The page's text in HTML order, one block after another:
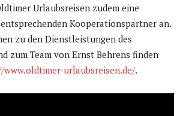
Urlaubsreisen zudem eine
Kooperationspartner an.
zu den Dienstleistungen des
zum Team von Ernst Behrens finden
urlaubsreisen.de/.